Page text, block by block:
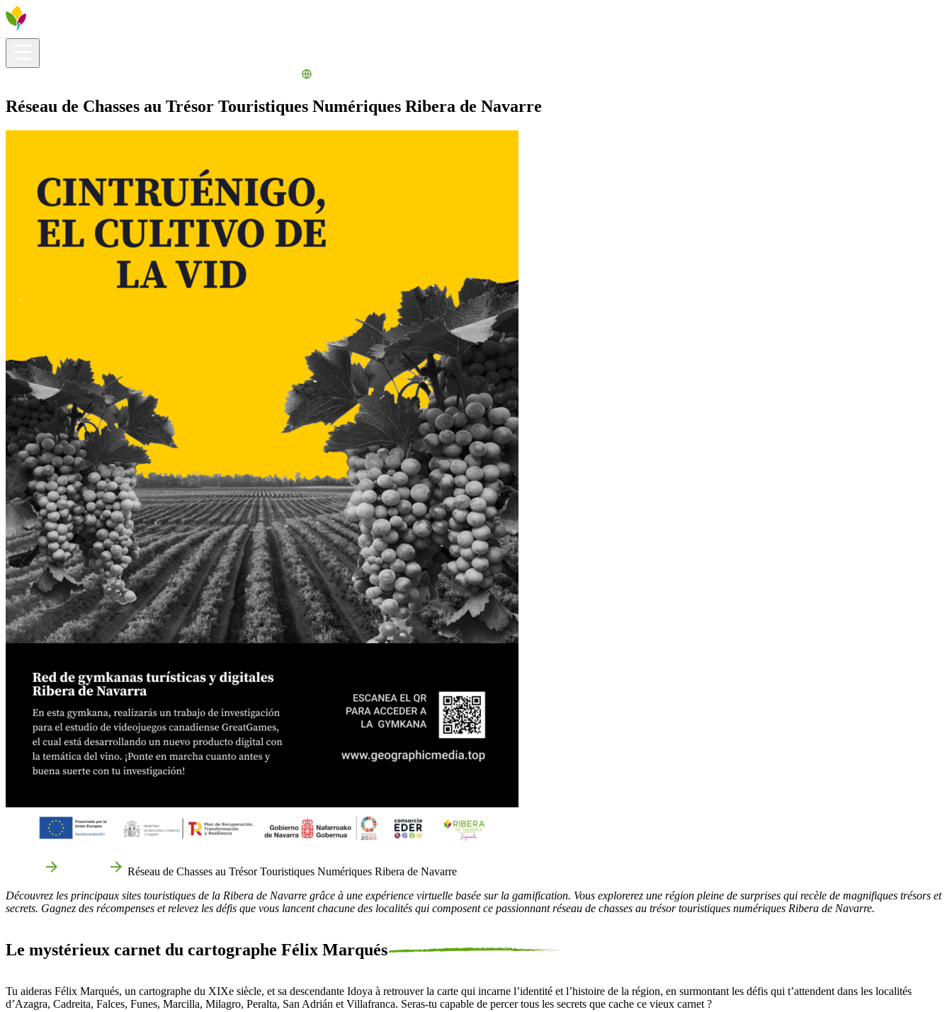
Réseau de Chasses au Trésor Touristiques Numériques Ribera de Navarre
Réseau de Chasses au Trésor Touristiques Numériques Ribera de Navarre
Découvrez les principaux sites touristiques de la Ribera de Navarre grâce à une expérience virtuelle basée sur la gamification. Vous explorerez une région pleine de surprises qui recèle de magnifiques trésors et
secrets. Gagnez des récompenses et relevez les défis que vous lancent chacune des localités qui composent ce passionnant réseau de chasses au trésor touristiques numériques Ribera de Navarre.
Le mystérieux carnet du cartographe Félix Marqués
Tu aideras Félix Marqués, un cartographe du XIXe siècle, et sa descendante Idoya à retrouver la carte qui incarne l’identité et l’histoire de la région, en surmontant les défis qui t’attendent dans les localités
d’Azagra, Cadreita, Falces, Funes, Marcilla, Milagro, Peralta, San Adrián et Villafranca. Seras-tu capable de percer tous les secrets que cache ce vieux carnet ?